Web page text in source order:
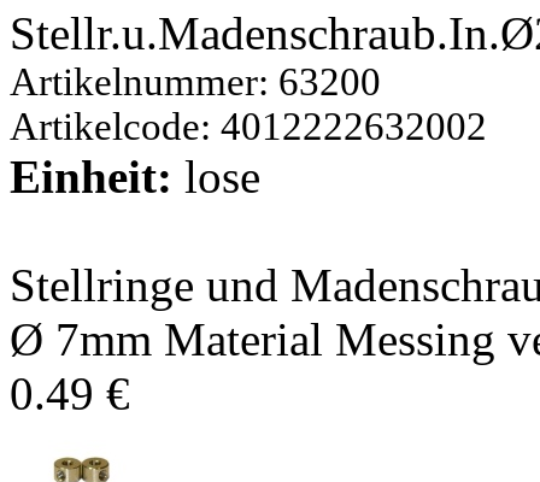
Artikelnummer: 63200
Artikelcode: 4012222632002
Einheit: lose
Stellringe und
Ø 7mm Material Messing
0.49 €